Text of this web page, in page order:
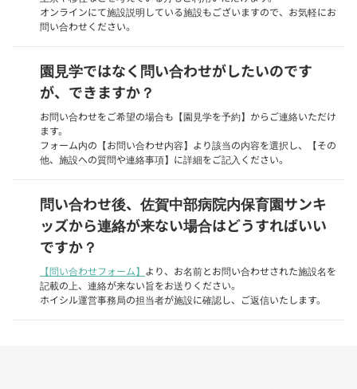
オンラインにて施設説明している施設もございますので、お気軽にお
問い合わせください。
園見学ではなく問い合わせがしたいのです
が、できますか？
お問い合わせをご希望の場合も【園見学を予約】からご連絡いただけ
ます。
フォーム内の【お問い合わせ内容】より該当の内容を選択し、【その
他、施設への質問や連絡事項】に詳細をご記入ください。
問い合わせ後、佐賀中部病院内保育園サンキ
ッズから連絡が来ない場合はどうすればいい
ですか？
【問い合わせフォーム】 より、お名前とお問い合わせされた施設名を
記載の上、連絡が来ない旨をお送りください。
ホイシル運営事務局の担当者が施設に確認し、ご返信いたします。